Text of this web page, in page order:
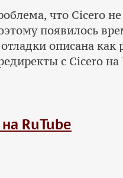
что Cicero
появилось
описана
с Cicero
RuTube